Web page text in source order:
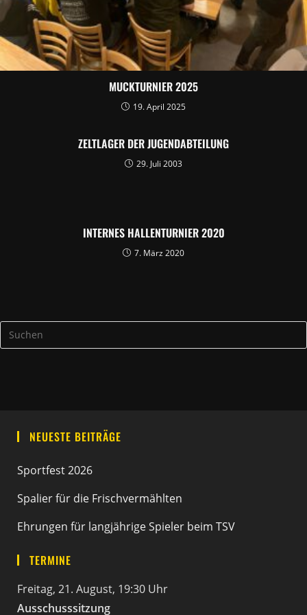
MUCKTURNIER 2025
19. April 2025
ZELTLAGER DER JUGENDABTEILUNG
29. Juli 2003
INTERNES HALLENTURNIER 2020
7. März 2020
NEUESTE BEITRÄGE
Sportfest 2026
Spalier für die Frischvermählten
Ehrungen für langjährige Spieler beim TSV
TERMINE
Freitag, 21. August, 19:30 Uhr
Ausschusssitzung